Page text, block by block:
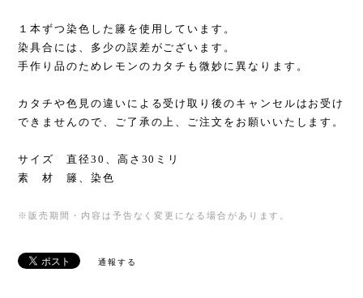
１本ずつ染色した籐を使用しています。
染具合には、多少の誤差がございます。
手作り品のためレモンのカタチも微妙に異なります。
カタチや色見の違いによる受け取り後のキャンセルはお受け
できませんので、ご了承の上、ご注文をお願いいたします。
サイズ 直径30、高さ30ミリ
素 材 籐、染色
※販売期間・内容は予告なく変更になる場合があります。
通報する